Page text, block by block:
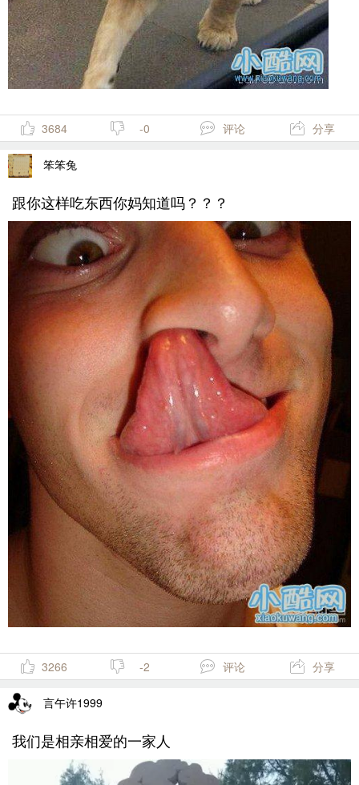
3684 -0 评论 分享
笨笨兔
跟你这样吃东西你妈知道吗？？？
3266 -2 评论 分享
言午许1999
我们是相亲相爱的一家人